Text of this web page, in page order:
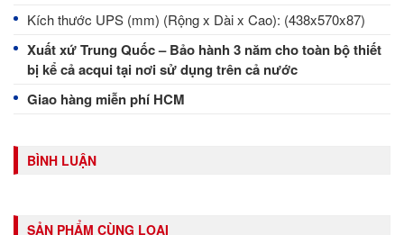
Kích thước UPS (mm) (Rộng x Dài x Cao): (438x570x87)
Xuất xứ Trung Quốc – Bảo hành 3 năm cho toàn bộ thiết
bị kể cả acqui tại nơi sử dụng trên cả nước
Giao hàng miễn phí HCM
BÌNH LUẬN
SẢN PHẨM CÙNG LOẠI